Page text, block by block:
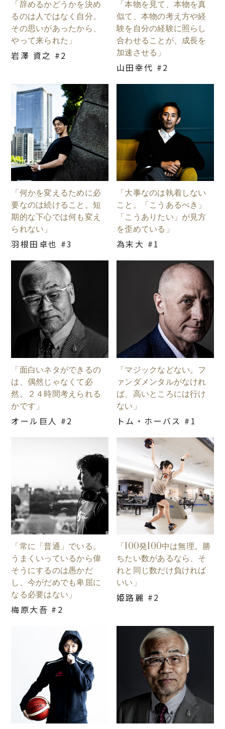
「辞めるかどうかを決め
るのは人ではなく自分。
その思いがあったから、
やって来られた」
岩澤 資之 #2
「本物を見て、本物を真
似て、本物の考え方や経
験を自分の経験に照らし
合わせることが、成長を
加速させる」
山田幸代 #2
「何かを変えるために必
要なのは続けること。短
期的な下心では何も変え
られない」
羽根田卓也 #3
「大事なのは執着しない
こと。「こうあるべき」
「こうありたい」が見方
を歪めている」
為末大 #1
「面白いネタができるの
は、偶然じゃなくて必
然。２４時間考えられる
かです」
オール巨人 #2
「マジックなどない。フ
ァンダメンタルがなけれ
ば、高いところには行け
ない」
トム・ホーバス #1
「常に「普通」でいる。
うまくいっているから偉
そうにするのは愚かだ
し、今がだめでも卑屈に
なる必要はない」
梅原大吾 #2
「100発100中は無理。勝
ちたい数があるなら、そ
れと同じ数だけ負ければ
いい」
姫路麗 #2